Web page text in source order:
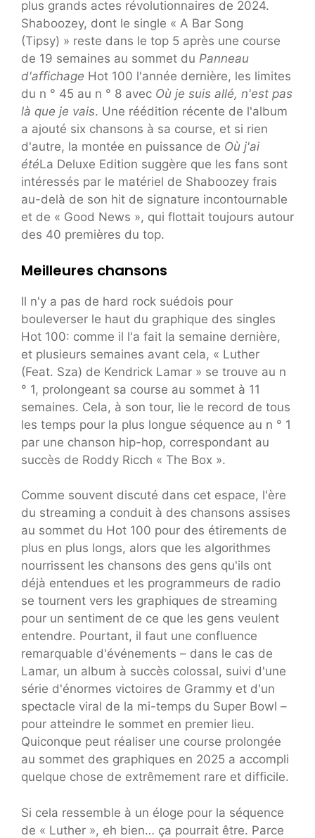
plus grands actes révolutionnaires de 2024.
Shaboozey, dont le single « A Bar Song
(Tipsy) » reste dans le top 5 après une course
de 19 semaines au sommet du Panneau
d'affichage Hot 100 l'année dernière, les limites
du n ° 45 au n ° 8 avec Où je suis allé, n'est pas
là que je vais. Une réédition récente de l'album
a ajouté six chansons à sa course, et si rien
d'autre, la montée en puissance de Où j'ai
étéLa Deluxe Edition suggère que les fans sont
intéressés par le matériel de Shaboozey frais
au-delà de son hit de signature incontournable
et de « Good News », qui flottait toujours autour
des 40 premières du top.
Meilleures chansons
Il n'y a pas de hard rock suédois pour
bouleverser le haut du graphique des singles
Hot 100: comme il l'a fait la semaine dernière,
et plusieurs semaines avant cela, « Luther
(Feat. Sza) de Kendrick Lamar » se trouve au n
° 1, prolongeant sa course au sommet à 11
semaines. Cela, à son tour, lie le record de tous
les temps pour la plus longue séquence au n ° 1
par une chanson hip-hop, correspondant au
succès de Roddy Ricch « The Box ».
Comme souvent discuté dans cet espace, l'ère
du streaming a conduit à des chansons assises
au sommet du Hot 100 pour des étirements de
plus en plus longs, alors que les algorithmes
nourrissent les chansons des gens qu'ils ont
déjà entendues et les programmeurs de radio
se tournent vers les graphiques de streaming
pour un sentiment de ce que les gens veulent
entendre. Pourtant, il faut une confluence
remarquable d'événements – dans le cas de
Lamar, un album à succès colossal, suivi d'une
série d'énormes victoires de Grammy et d'un
spectacle viral de la mi-temps du Super Bowl –
pour atteindre le sommet en premier lieu.
Quiconque peut réaliser une course prolongée
au sommet des graphiques en 2025 a accompli
quelque chose de extrêmement rare et difficile.
Si cela ressemble à un éloge pour la séquence
de « Luther », eh bien… ça pourrait être. Parce